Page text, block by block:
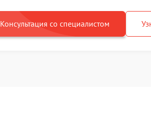
Консультация со специалистом